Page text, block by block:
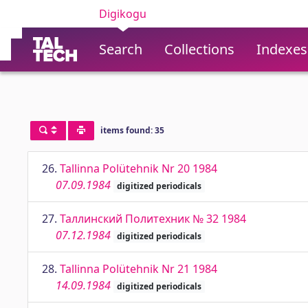
Digikogu
Search Collections Indexes
items found: 35
26. Tallinna Polütehnik Nr 20 1984
07.09.1984 digitized periodicals
27. Таллинский Политехник № 32 1984
07.12.1984 digitized periodicals
28. Tallinna Polütehnik Nr 21 1984
14.09.1984 digitized periodicals